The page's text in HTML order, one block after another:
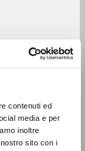
contenuti ed
media e per
inoltre
sito con i